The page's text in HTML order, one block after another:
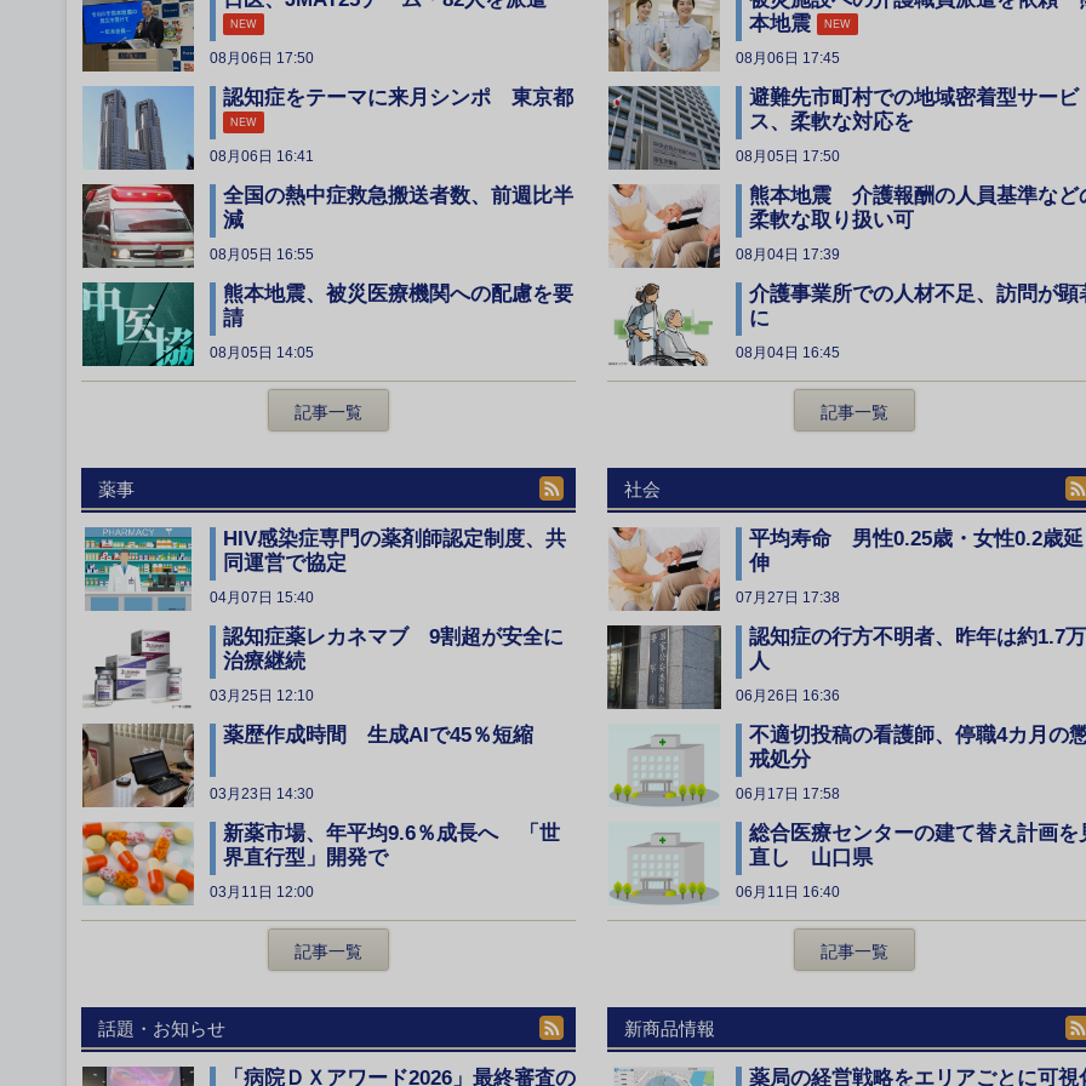
NEW
08月06日 17:50
認知症をテーマに来月シンポ 東京都
NEW
08月06日 16:41
全国の熱中症救急搬送者数、前週比半
減
08月05日 16:55
熊本地震、被災医療機関への配慮を要
請
08月05日 14:05
記事一覧
本地震
NEW
08月06日 17:45
避難先市町村での地域密着型サービ
ス、柔軟な対応を
08月05日 17:50
熊本地震 介護報酬の人員基準など
柔軟な取り扱い可
08月04日 17:39
介護事業所での人材不足、訪問が顕
に
08月04日 16:45
記事一覧
薬事
HIV感染症専門の薬剤師認定制度、共
同運営で協定
04月07日 15:40
認知症薬レカネマブ 9割超が安全に
治療継続
03月25日 12:10
薬歴作成時間 生成AIで45％短縮
03月23日 14:30
新薬市場、年平均9.6％成長へ 「世
界直行型」開発で
03月11日 12:00
記事一覧
社会
平均寿命 男性0.25歳・女性0.2歳延
伸
07月27日 17:38
認知症の行方不明者、昨年は約1.7万
人
06月26日 16:36
不適切投稿の看護師、停職4カ月の
戒処分
06月17日 17:58
総合医療センターの建て替え計画を
直し 山口県
06月11日 16:40
記事一覧
話題・お知らせ
「病院ＤＸアワード2026」最終審査の
新商品情報
薬局の経営戦略をエリアごとに可視